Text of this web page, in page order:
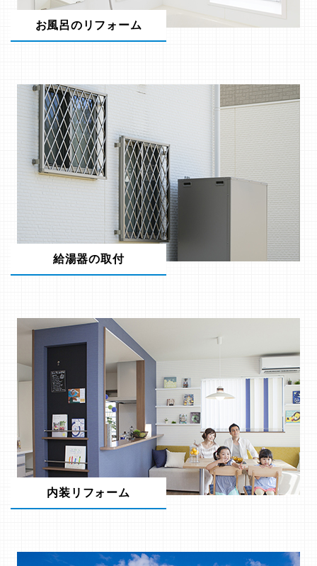
お風呂のリフォーム
給湯器の取付
内装リフォーム